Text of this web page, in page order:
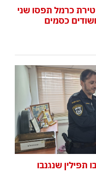
כרמל תפסו שני
כסמים
תפילין שנגנבו